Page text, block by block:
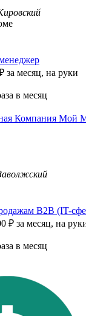
за месяц, на руки
в месяц
Компания Мой
B2B (IT-
₽ за месяц, на
в месяц